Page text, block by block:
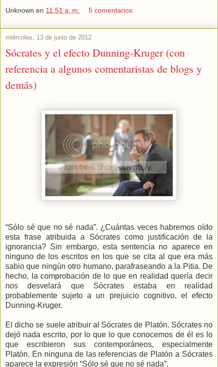
Unknown en 11:51 a. m. 5 comentarios:
miércoles, 13 de junio de 2012
Sócrates y el efecto Dunning-Kruger (con
referencia a algunos comentaristas de blogs y
demás)
“Sólo sé que no sé nada”. ¿Cuántas veces habremos oído
esta frase atribuida a Sócrates como justificación de la
ignorancia? Sin embargo, esta sentencia no aparece en
ninguno de los escritos en los que se cita al que era más
sabio que ningún otro humano, parafraseando a la Pitia. De
hecho, la comprobación de lo que en realidad quería decir
nos desvelará que Sócrates estaba en realidad
probablemente sujeto a un prejuicio cognitivo, el efecto
Dunning-Kruger.
El dicho se suele atribuir al Sócrates de Platón. Sócrates no
dejó nada escrito, por lo que lo que conocemos de él es lo
que escribieron sus contemporáneos, especialmente
Platón. En ninguna de las referencias de Platón a Sócrates
aparece la expresión “Sólo sé que no sé nada”.